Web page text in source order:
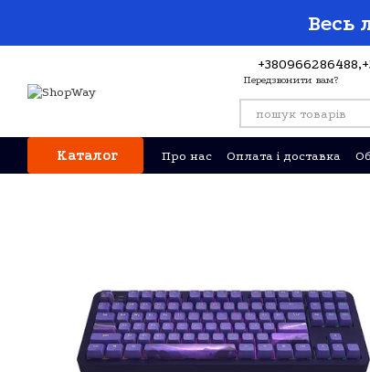
Весь
+380966286488,
Передзвонити вам?
Каталог Про нас Оплата і доставка
Відгуки про магазин